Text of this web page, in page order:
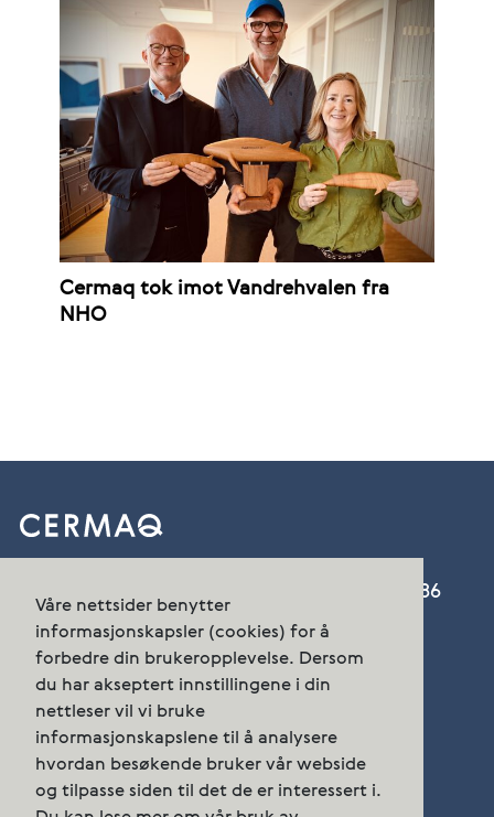
Våre nettsider benytter
informasjonskapsler (cookies) for å
forbedre din brukeropplevelse. Dersom
du har akseptert innstillingene i din
nettleser vil vi bruke
informasjonskapslene til å analysere
hvordan besøkende bruker vår webside
og tilpasse siden til det de er interessert i.
Cermaq tok imot Vandrehvalen fra
NHO
Cermaq Norway AS, Nordfoldveien 165, 8286
Nordfold
Telefon:+47 23 68 55 00
post.norway@cermaq.com
Kontakt oss